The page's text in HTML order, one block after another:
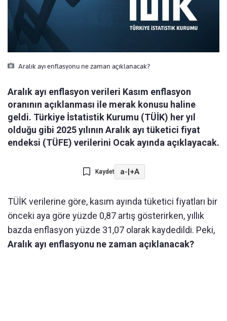
Aralık ayı enflasyonu ne zaman açıklanacak?
Aralık ayı enflasyon verileri Kasım enflasyon
oranının açıklanması ile merak konusu haline
geldi. Türkiye İstatistik Kurumu (TÜİK) her yıl
olduğu gibi 2025 yılının Aralık ayı tüketici fiyat
endeksi (TÜFE) verilerini Ocak ayında açıklayacak.
Kaydet a-|+A
TÜİK verilerine göre, kasım ayında tüketici fiyatları bir
önceki aya göre yüzde 0,87 artış gösterirken, yıllık
bazda enflasyon yüzde 31,07 olarak kaydedildi. Peki,
Aralık ayı enflasyonu ne zaman açıklanacak?